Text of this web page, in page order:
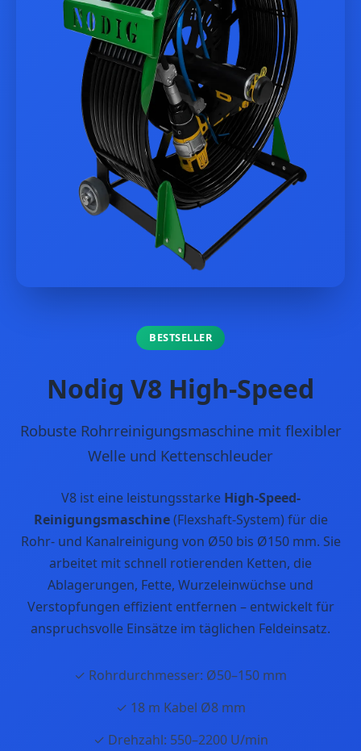
BESTSELLER
Nodig V8 High-Speed
Robuste Rohrreinigungsmaschine mit flexibler
Welle und Kettenschleuder
V8 ist eine leistungsstarke High-Speed-
Reinigungsmaschine(Flexshaft-System) für die
Rohr- und Kanalreinigung von Ø50 bis Ø150 mm. Sie
arbeitet mit schnell rotierenden Ketten, die
Ablagerungen, Fette, Wurzeleinwüchse und
Verstopfungen effizient entfernen – entwickelt für
anspruchsvolle Einsätze im täglichen Feldeinsatz.
✓ Rohrdurchmesser: Ø50–150 mm
✓ 18 m Kabel Ø8 mm
✓ Drehzahl: 550–2200 U/min